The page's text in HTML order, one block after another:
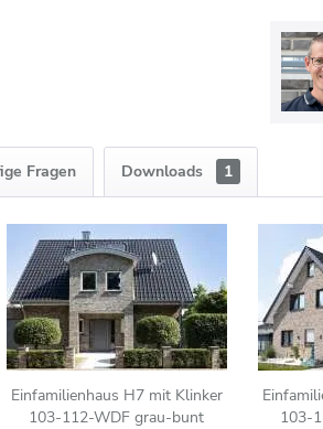
Fragen Downloads 1
Einfamilienhaus H7 mit Klinker
103-112-WDF grau-bunt
103-